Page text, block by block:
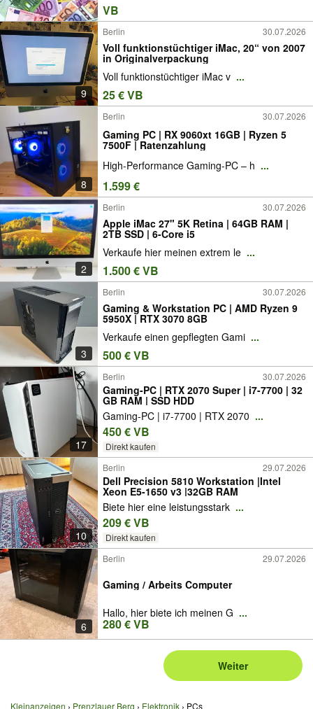
VB
9
Berlin 30.07.2026
Voll funktionstüchtiger iMac, 20“ von 2007
in Originalverpackung
Voll funktionstüchtiger iMac v ...
25 € VB
8
Berlin 30.07.2026
Gaming PC | RX 9060xt 16GB | Ryzen 5
7500F | Ratenzahlung
High-Performance Gaming-PC – h ...
1.599 €
2
Berlin 30.07.2026
Apple iMac 27" 5K Retina | 64GB RAM |
2TB SSD | 6-Core i5
Verkaufe hier meinen extrem le ...
1.500 € VB
3
Berlin 30.07.2026
Gaming & Workstation PC | AMD Ryzen 9
5950X | RTX 3070 8GB
Verkaufe einen gepflegten Gami ...
500 € VB
17
Berlin 30.07.2026
Gaming-PC | RTX 2070 Super | i7-7700 | 32
GB RAM | SSD HDD
Gaming-PC | i7-7700 | RTX 2070 ...
450 € VB
Direkt kaufen
10
Berlin 29.07.2026
Dell Precision 5810 Workstation |Intel
Xeon E5-1650 v3 |32GB RAM
Biete hier eine leistungsstark ...
209 € VB
Direkt kaufen
6
Berlin 29.07.2026
Gaming / Arbeits Computer
Hallo, hier biete ich meinen G ...
280 € VB
Weiter
Kleinanzeigen Prenzlauer Berg Elektronik PCs